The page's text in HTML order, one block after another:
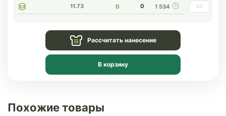
11.73 0 0 1 534
Рассчитать нанесение
В корзину
Похожие товары